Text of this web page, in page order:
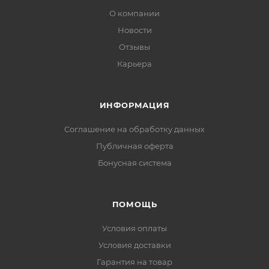
О компании
Новости
Отзывы
Карьера
ИНФОРМАЦИЯ
Соглашение на обработку данных
Публичная оферта
Бонусная система
ПОМОЩЬ
Условия оплаты
Условия доставки
Гарантия на товар